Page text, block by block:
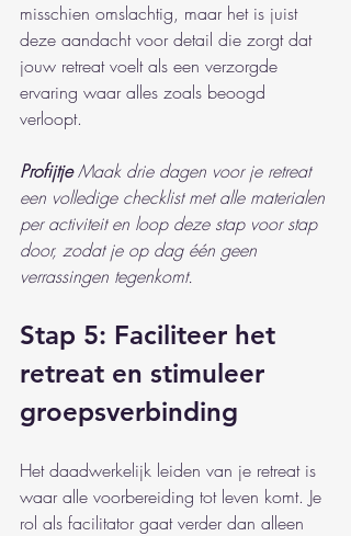
misschien omslachtig, maar het is juist
deze aandacht voor detail die zorgt dat
jouw retreat voelt als een verzorgde
ervaring waar alles zoals beoogd
verloopt.
Profijtje Maak drie dagen voor je retreat
een volledige checklist met alle materialen
per activiteit en loop deze stap voor stap
door, zodat je op dag één geen
verrassingen tegenkomt.
Stap 5: Faciliteer het
retreat en stimuleer
groepsverbinding
Het daadwerkelijk leiden van je retreat is
waar alle voorbereiding tot leven komt. Je
rol als facilitator gaat verder dan alleen